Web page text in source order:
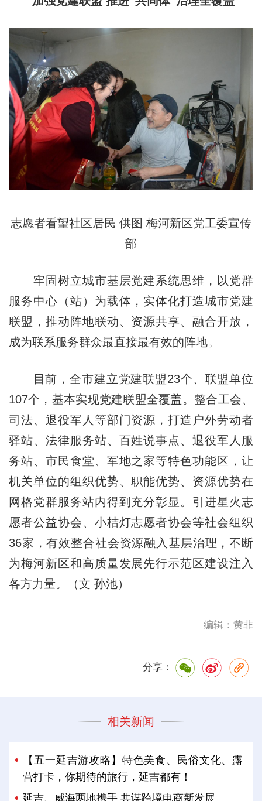
志愿者看望社区居民 供图 梅河新区党工委宣传
部
牢固树立城市基层党建系统思维，以党群
服务中心（站）为载体，实体化打造城市党建
联盟，推动阵地联动、资源共享、融合开放，
成为联系服务群众最直接最有效的阵地。
目前，全市建立党建联盟23个、联盟单位
107个，基本实现党建联盟全覆盖。整合工会、
司法、退役军人等部门资源，打造户外劳动者
驿站、法律服务站、百姓说事点、退役军人服
务站、市民食堂、军地之家等特色功能区，让
机关单位的组织优势、职能优势、资源优势在
网格党群服务站内得到充分彰显。引进星火志
愿者公益协会、小桔灯志愿者协会等社会组织
36家，有效整合社会资源融入基层治理，不断
为梅河新区和高质量发展先行示范区建设注入
各方力量。（文 孙池）
编辑：黄非
分享：
相关新闻
【五一延吉游攻略】特色美食、民俗文化、露
营打卡，你期待的旅行，延吉都有！
延吉、威海两地携手 共谋跨境电商新发展